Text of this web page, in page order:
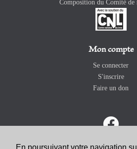
Composition du Comité de
Mon compte
Se connecter
S'inscrire
Faire un don